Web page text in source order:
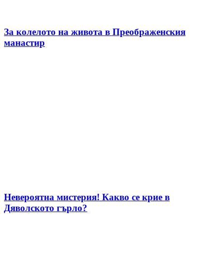
За колелото на живота в Преображенския
манастир
Невероятна мистерия! Какво се крие в
Дяволското гърло?